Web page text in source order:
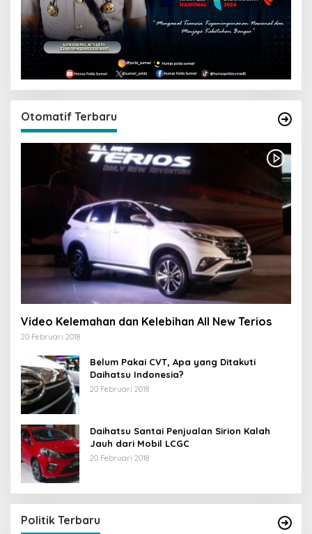
Otomatif Terbaru
Video Kelemahan dan Kelebihan All New Terios
20 Februari 2018
Belum Pakai CVT, Apa yang Ditakuti
Daihatsu Indonesia?
20 Februari 2018
Daihatsu Santai Penjualan Sirion Kalah
Jauh dari Mobil LCGC
20 Februari 2018
Politik Terbaru